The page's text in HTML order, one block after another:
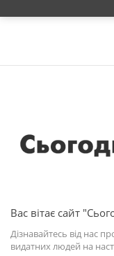
Вас вітає сайт
Дізнавайтесь від нас
видатних людей на